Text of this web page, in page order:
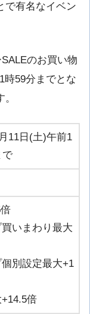
で有名なイベン
のお買い物
時59分までとな
11日(土)午前1
で
いまわり最大
別設定最大+1
倍